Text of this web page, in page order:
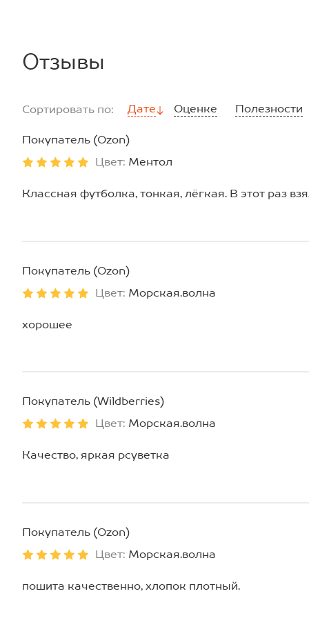
Отзывы
Сортировать по: Дате Оценке Полезности
Покупатель (Ozon)
Цвет: Ментол
Классная футболка, тонкая, лёгкая. В этот раз
Покупатель (Ozon)
Цвет: Морская.волна
хорошее
Покупатель (Wildberries)
Цвет: Морская.волна
Качество, яркая рсуветка
Покупатель (Ozon)
Цвет: Морская.волна
пошита качественно, хлопок плотный.